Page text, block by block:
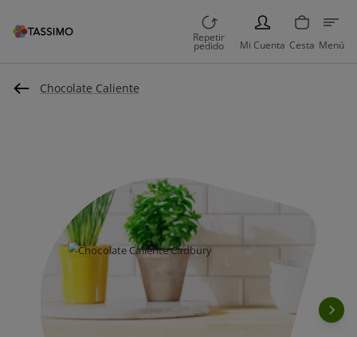
Repetir
pedido
PERSON
Mi Cuenta Cesta Menú
Chocolate Caliente